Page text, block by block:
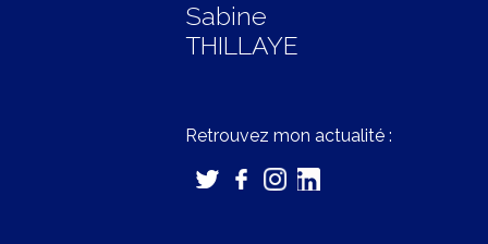
Sabine
THILLAYE
Retrouvez mon actualité :